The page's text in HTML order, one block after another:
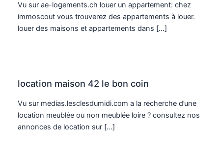
Vu sur ae-logements.ch louer un appartement: chez
immoscout vous trouverez des appartements à louer.
louer des maisons et appartements dans […]
location maison 42 le bon coin
Vu sur medias.lesclesdumidi.com a la recherche d’une
location meublée ou non meublée loire ? consultez nos
annonces de location sur […]